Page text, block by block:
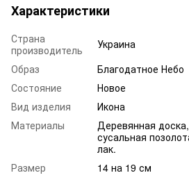
Характеристики
Страна
производитель
Украина
Образ
Благодатное Небо
Состояние
Новое
Вид изделия
Икона
Материалы
Деревянная
сусальная
лак.
Размер
14 на 19 см